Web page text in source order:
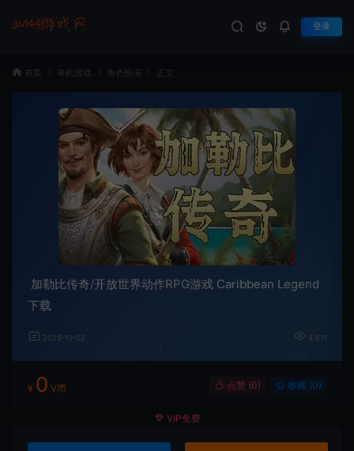
登录
首页 单机游戏 角色扮演 正文
加勒比传奇/开放世界动作RPG游戏 Caribbean Legend
下载
2025-10-02 4,611
¥ 0 V币 点赞 (0) 收藏 (0)
VIP免费